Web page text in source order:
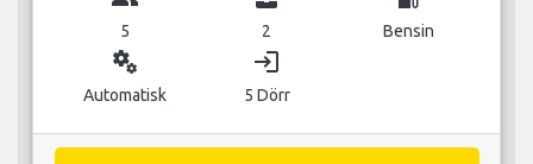
5 2 Bensin
miscellaneous_services
Automatisk
login
5 Dörr